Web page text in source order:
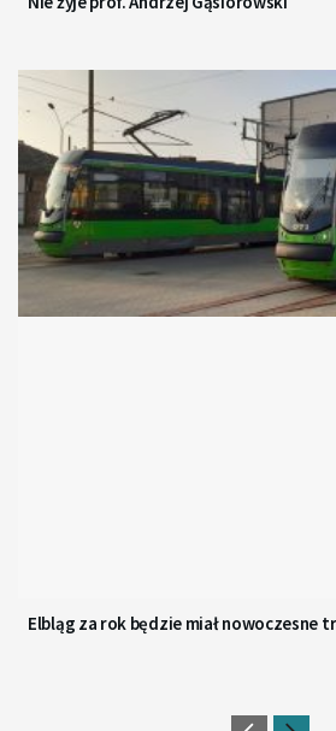
Elbląg za rok będzie miał nowoczesne